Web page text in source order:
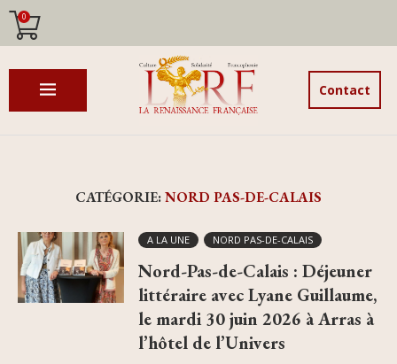
0
Contact
CATÉGORIE:NORD PAS-DE-CALAIS
A LA UNE NORD PAS-DE-CALAIS
Nord-Pas-de-Calais : Déjeuner
littéraire avec Lyane Guillaume,
le mardi 30 juin 2026 à Arras à
l’hôtel de l’Univers